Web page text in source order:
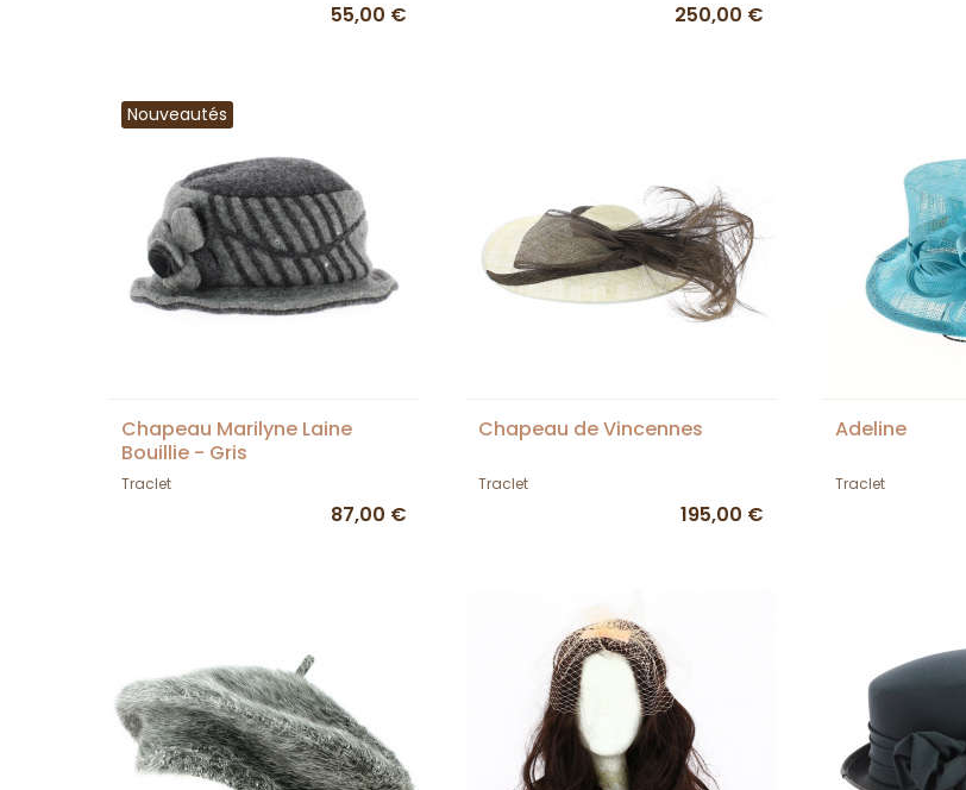
55,00 € 250,00 €
Nouveautés
Chapeau Marilyne Laine
Bouillie - Gris
Traclet
87,00 €
Chapeau de Vincennes
Traclet
195,00 €
Adeline
Traclet